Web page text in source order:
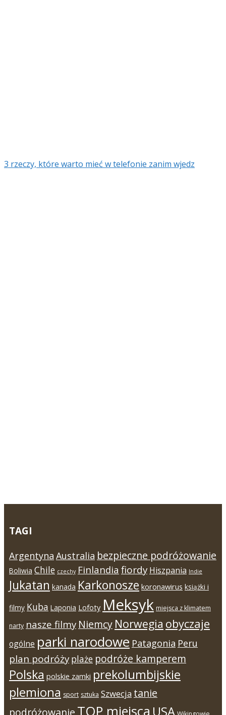
3 rzeczy, które warto mieć w telefonie zanim wjedz
TAGI
Argentyna Australia bezpieczne podróżowanie
Boliwia Chile czechy Finlandia fiordy Hiszpania Indie
Jukatan kanada Karkonosze koronawirus książki i
filmy Kuba Laponia Lofoty Meksyk miejsca z klimatem
narty nasze filmy Niemcy Norwegia obyczaje
ogólne parki narodowe Patagonia Peru
plan podróży plaże podróże kamperem
Polska polskie zamki prekolumbijskie
plemiona sport sztuka Szwecja tanie
podróżowanie TOP miejsca USA